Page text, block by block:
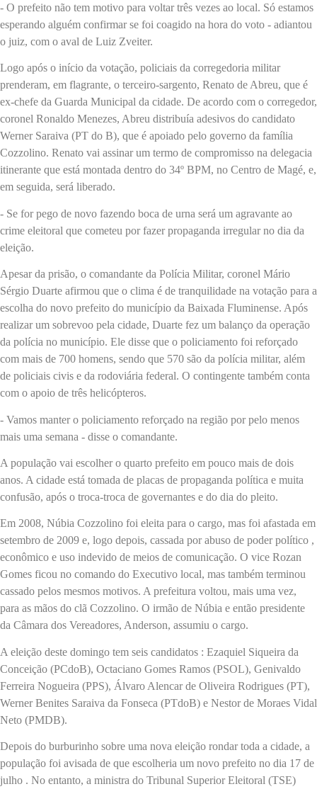
- O prefeito não tem motivo para voltar três vezes ao local. Só estamos
esperando alguém confirmar se foi coagido na hora do voto - adiantou
o juiz, com o aval de Luiz Zveiter.
Logo após o início da votação, policiais da corregedoria militar
prenderam, em flagrante, o terceiro-sargento, Renato de Abreu, que é
ex-chefe da Guarda Municipal da cidade. De acordo com o corregedor,
coronel Ronaldo Menezes, Abreu distribuía adesivos do candidato
Werner Saraiva (PT do B), que é apoiado pelo governo da família
Cozzolino. Renato vai assinar um termo de compromisso na delegacia
itinerante que está montada dentro do 34º BPM, no Centro de Magé, e,
em seguida, será liberado.
- Se for pego de novo fazendo boca de urna será um agravante ao
crime eleitoral que cometeu por fazer propaganda irregular no dia da
eleição.
Apesar da prisão, o comandante da Polícia Militar, coronel Mário
Sérgio Duarte afirmou que o clima é de tranquilidade na votação para a
escolha do novo prefeito do município da Baixada Fluminense. Após
realizar um sobrevoo pela cidade, Duarte fez um balanço da operação
da polícia no município. Ele disse que o policiamento foi reforçado
com mais de 700 homens, sendo que 570 são da polícia militar, além
de policiais civis e da rodoviária federal. O contingente também conta
com o apoio de três helicópteros.
- Vamos manter o policiamento reforçado na região por pelo menos
mais uma semana - disse o comandante.
A população vai escolher o quarto prefeito em pouco mais de dois
anos. A cidade está tomada de placas de propaganda política e muita
confusão, após o troca-troca de governantes e do dia do pleito.
Em 2008, Núbia Cozzolino foi eleita para o cargo, mas foi afastada em
setembro de 2009 e, logo depois, cassada por abuso de poder político ,
econômico e uso indevido de meios de comunicação. O vice Rozan
Gomes ficou no comando do Executivo local, mas também terminou
cassado pelos mesmos motivos. A prefeitura voltou, mais uma vez,
para as mãos do clã Cozzolino. O irmão de Núbia e então presidente
da Câmara dos Vereadores, Anderson, assumiu o cargo.
A eleição deste domingo tem seis candidatos : Ezaquiel Siqueira da
Conceição (PCdoB), Octaciano Gomes Ramos (PSOL), Genivaldo
Ferreira Nogueira (PPS), Álvaro Alencar de Oliveira Rodrigues (PT),
Werner Benites Saraiva da Fonseca (PTdoB) e Nestor de Moraes Vidal
Neto (PMDB).
Depois do burburinho sobre uma nova eleição rondar toda a cidade, a
população foi avisada de que escolheria um novo prefeito no dia 17 de
julho . No entanto, a ministra do Tribunal Superior Eleitoral (TSE)